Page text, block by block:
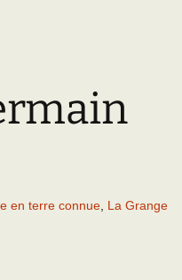
en terre connue La Grange